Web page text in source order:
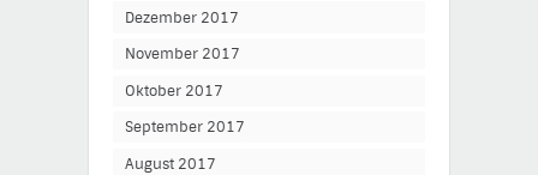
Dezember 2017
November 2017
Oktober 2017
September 2017
August 2017